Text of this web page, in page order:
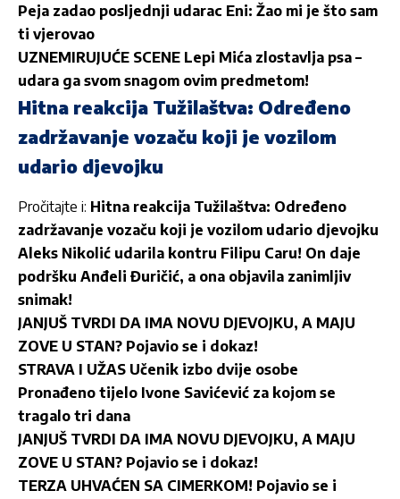
Peja zadao posljednji udarac Eni: Žao mi je što sam
ti vjerovao
UZNEMIRUJUĆE SCENE Lepi Mića zlostavlja psa –
udara ga svom snagom ovim predmetom!
Hitna reakcija Tužilaštva: Određeno
zadržavanje vozaču koji je vozilom
udario djevojku
Pročitajte i: Hitna reakcija Tužilaštva: Određeno
zadržavanje vozaču koji je vozilom udario djevojku
Aleks Nikolić udarila kontru Filipu Caru! On daje
podršku Anđeli Đuričić, a ona objavila zanimljiv
snimak!
JANJUŠ TVRDI DA IMA NOVU DJEVOJKU, A MAJU
ZOVE U STAN? Pojavio se i dokaz!
STRAVA I UŽAS Učenik izbo dvije osobe
Pronađeno tijelo Ivone Savićević za kojom se
tragalo tri dana
JANJUŠ TVRDI DA IMA NOVU DJEVOJKU, A MAJU
ZOVE U STAN? Pojavio se i dokaz!
TERZA UHVAĆEN SA CIMERKOM! Pojavio se i